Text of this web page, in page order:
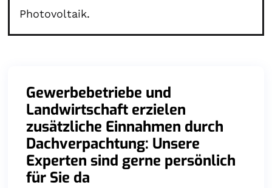
Photovoltaik.
Gewerbebetriebe und
Landwirtschaft erzielen
zusätzliche Einnahmen durch
Dachverpachtung: Unsere
Experten sind gerne persönlich
für Sie da